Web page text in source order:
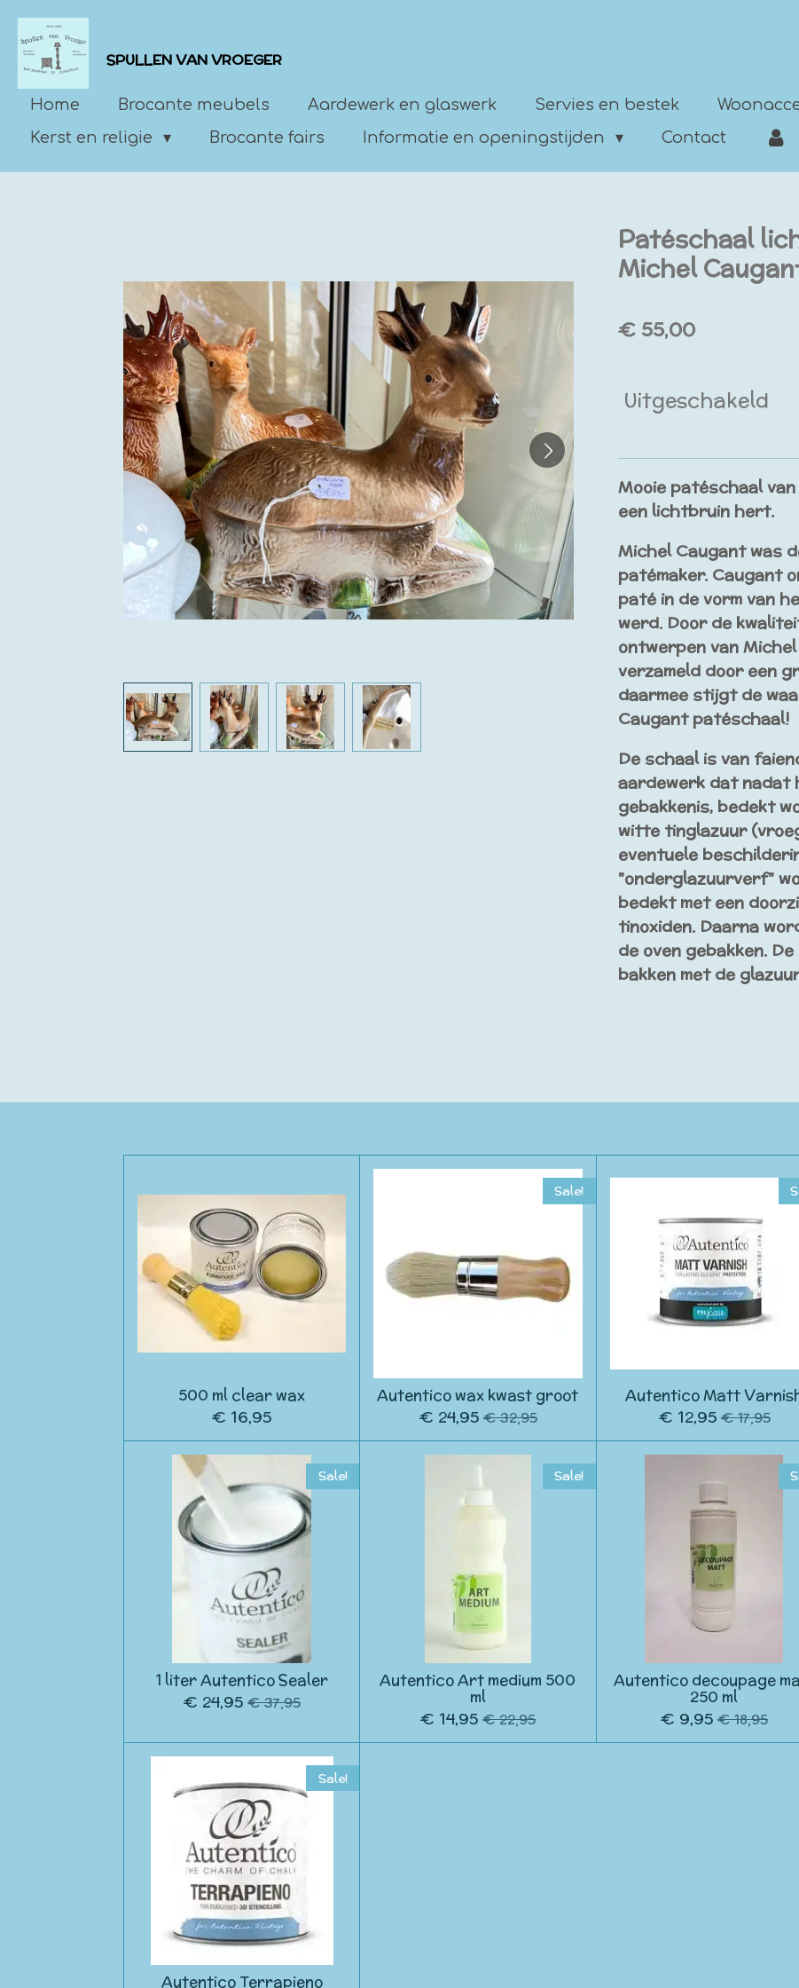
Ga
direct
naar
de
hoofdinhoud
SPULLEN VAN VROEGER
Home Brocante meubels Aardewerk en glaswerk Servies en bestek
Kerst en religie
Brocante fairs Informatie en openingstijden Contact
Patéschaal
Michel
€ 55,00
Uitgeschakeld
Mooie patéschaal
een lichtbruin hert.
Michel Caugant was
patémaker. Caugant
paté in de vorm van
werd. Door de
ontwerpen van
verzameld door een
daarmee stijgt de
Caugant patéschaal!
De schaal is van
aardewerk dat nadat
gebakkenis, bedekt
witte tinglazuur
eventuele
"onderglazuurverf"
bedekt met een
tinoxiden. Daarna
de oven gebakken.
bakken met de
500 ml clear wax
€ 16,95
Sale!
Autentico wax kwast groot
€ 24,95 € 32,95
Autentico Matt
€ 12,95 € 17,95
Sale!
1 liter Autentico Sealer
€ 24,95 € 37,95
Sale!
Autentico Art medium 500
ml
€ 14,95 € 22,95
Autentico decoupage
250 ml
€ 9,95 € 18,95
Sale!
Autentico Terrapieno